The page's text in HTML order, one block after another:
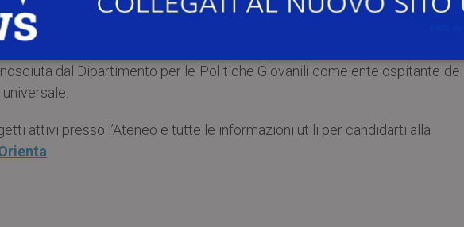
che agiscono, tra gli altri, nell’ambito del patrimonio culturale,
dal Dipartimento per le Politiche Giovanili come ente ospitante dei
attivi presso l’Ateneo e tutte le informazioni utili per candidarti alla